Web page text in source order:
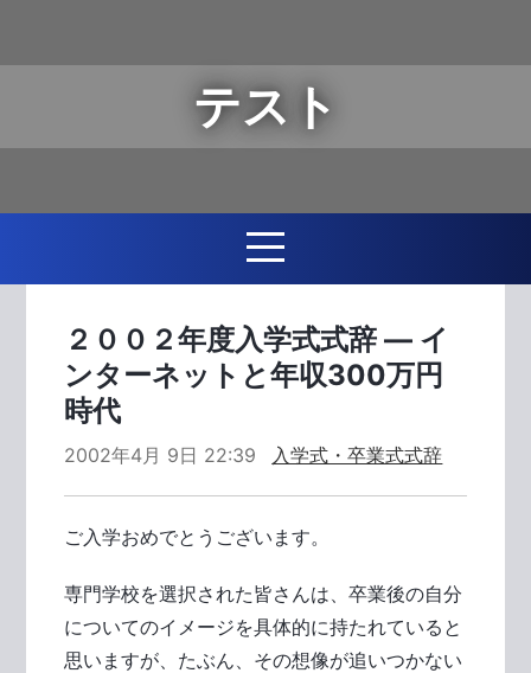
テスト
２００２年度入学式式辞 ― イ
ンターネットと年収300万円
時代
2002年4月 9日 22:39 入学式・卒業式式辞
ご入学おめでとうございます。
専門学校を選択された皆さんは、卒業後の自分
についてのイメージを具体的に持たれていると
思いますが、たぶん、その想像が追いつかない